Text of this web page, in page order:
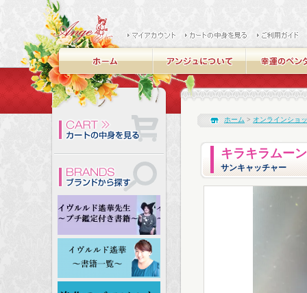
ホーム > オンラインショ
キラキラムー
サンキャッチャー